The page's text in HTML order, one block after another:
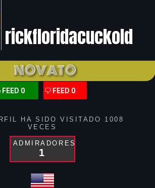
rickfloridacuckold
NOVATO
FEED 0 FEED 0
HA SIDO VISITADO 1008
VECES
ADMIRADORES
1